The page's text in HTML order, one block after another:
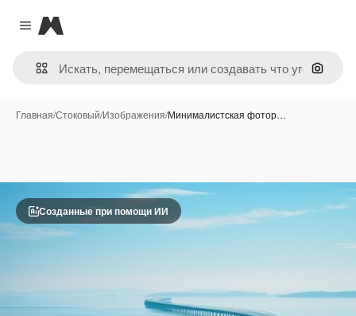
Close menu
Magnific
Поиск
Главная/Стоковый/Изображения/Минималистская фотор…
Созданные при помощи ИИ